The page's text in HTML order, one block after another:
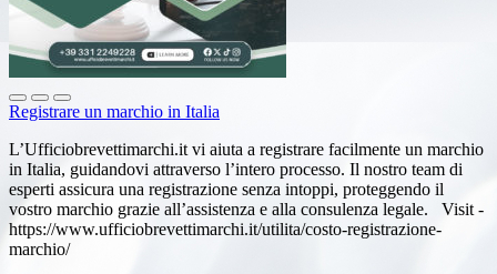
Registrare un marchio in Italia
L’Ufficiobrevettimarchi.it vi aiuta a registrare facilmente un marchio
in Italia, guidandovi attraverso l’intero processo. Il nostro team di
esperti assicura una registrazione senza intoppi, proteggendo il
vostro marchio grazie all’assistenza e alla consulenza legale. Visit -
https://www.ufficiobrevettimarchi.it/utilita/costo-registrazione-
marchio/